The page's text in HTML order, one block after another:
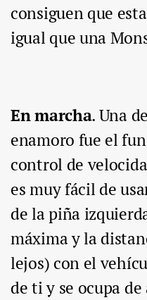
consiguen que
igual que una
En marcha. Una
enamoro fue el
control de
es muy fácil de
de la piña
máxima y la
lejos) con el
de ti y se ocupa